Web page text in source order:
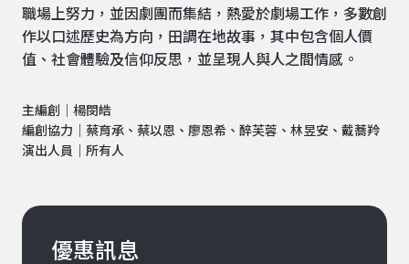
職場上努力，並因劇團而集結，熱愛於劇場工作，多數創
作以口述歷史為方向，田調在地故事，其中包含個人價
值、社會體驗及信仰反思，並呈現人與人之間情感。
主編創｜楊閔皓
編創協力｜蔡育承、蔡以恩、廖恩希、醉芙蓉、林昱安、戴蕎羚
演出人員｜所有人
優惠訊息